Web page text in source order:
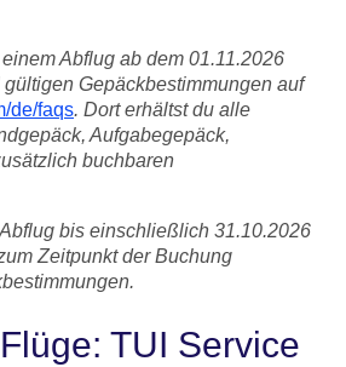
Abflug ab dem 01.11.2026
Gepäckbestimmungen auf
de/faqs. Dort erhältst du alle
Aufgabegepäck,
buchbaren
bis einschließlich 31.10.2026
Zeitpunkt der Buchung
TUI Service